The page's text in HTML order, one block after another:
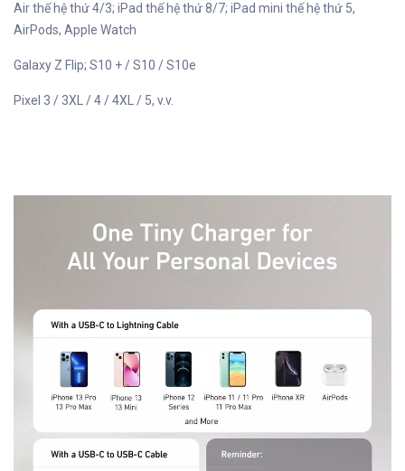
Air thế hệ thứ 4/3; iPad thế hệ thứ 8/7; iPad mini thế hệ thứ 5,
AirPods, Apple Watch
Galaxy Z Flip; S10 + / S10 / S10e
Pixel 3 / 3XL / 4 / 4XL / 5, v.v.